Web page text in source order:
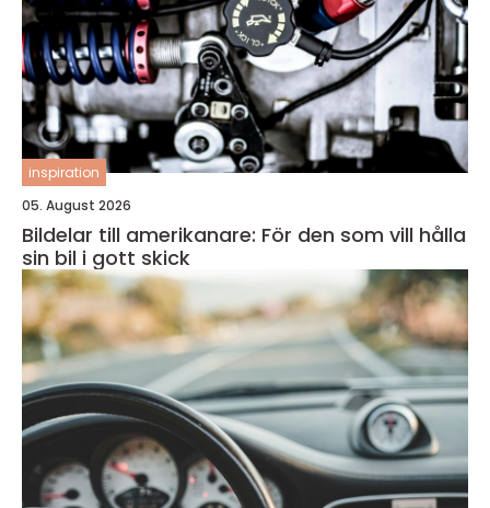
inspiration
05. August 2026
Bildelar till amerikanare: För den som vill hålla
sin bil i gott skick